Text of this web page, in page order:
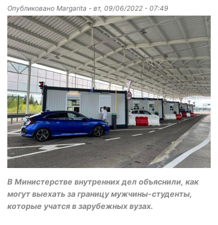
Опубликовано Margarita - вт, 09/06/2022 - 07:49
В Министерстве внутренних дел объяснили, как
могут выехать за границу мужчины-студенты,
которые учатся в зарубежных вузах.